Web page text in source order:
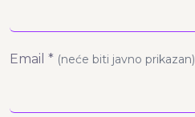
Email * (neće biti javno prikazan)